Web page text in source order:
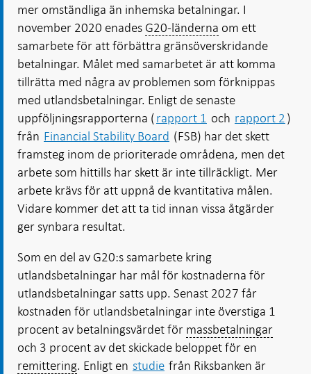
mer omständliga än inhemska betalningar. I
november 2020 enades G20-länderna om ett
samarbete för att förbättra gränsöverskridande
betalningar. Målet med samarbetet är att komma
tillrätta med några av problemen som förknippas
med utlandsbetalningar. Enligt de senaste
uppföljningsrapporterna (rapport 1 och rapport 2)
från Financial Stability Board (FSB) har det skett
framsteg inom de prioriterade områdena, men det
arbete som hittills har skett är inte tillräckligt. Mer
arbete krävs för att uppnå de kvantitativa målen.
Vidare kommer det att ta tid innan vissa åtgärder
ger synbara resultat.
Som en del av G20:s samarbete kring
utlandsbetalningar har mål för kostnaderna för
utlandsbetalningar satts upp. Senast 2027 får
kostnaden för utlandsbetalningar inte överstiga 1
procent av betalningsvärdet för massbetalningar
och 3 procent av det skickade beloppet för en
remittering. Enligt en studie från Riksbanken är